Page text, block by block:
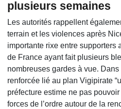
plusieurs semaines
Les autorités rappellent
terrain et les violences après
importante rixe entre supporters
de France ayant fait plusieurs
nombreuses gardes à vue.
renforcée lié au plan Vigipirate
préfecture estime ne pas
forces de l’ordre autour de la